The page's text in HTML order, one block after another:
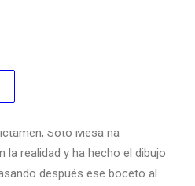
pintor tome sobre sí la tarea
la materia, infinitamente más
Soto Mesa ha
la realidad y ha hecho el dibujo
después ese boceto al